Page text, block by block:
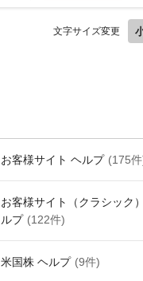
文字サイズ変更
お客様サイト ヘルプ (175
お客様サイト（クラシッ
ルプ (122件)
米国株 ヘルプ (9件)